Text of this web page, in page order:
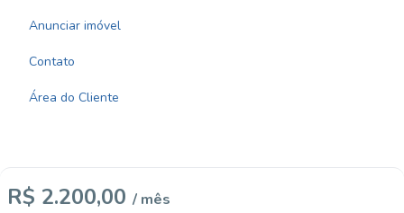
R$ 2.200,00 / mês
Anunciar imóvel
Contato
Área do Cliente